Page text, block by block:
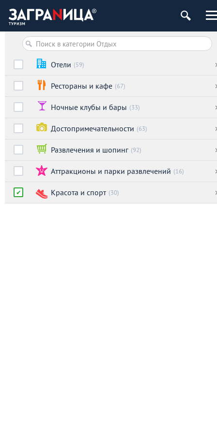
Отели (59)
Рестораны и кафе (67)
Ночные клубы и бары (33)
Достопримечательности (63)
Развлечения и шопинг (92)
Аттракционы и парки развлечений (16)
Красота и спорт (30)